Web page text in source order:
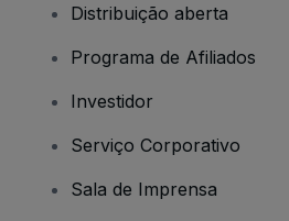
Distribuição aberta
Programa de Afiliados
Investidor
Serviço Corporativo
Sala de Imprensa